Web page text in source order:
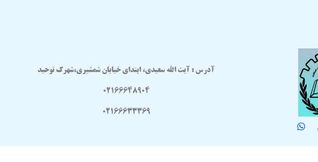
آدرس : آیت الله سعیدی، ابتدای خیابان شمشیری،شهرک توحید
02166648904
02166633369